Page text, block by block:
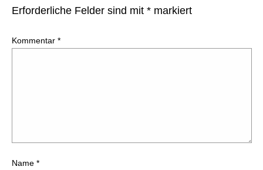
Erforderliche Felder sind mit *markiert
Kommentar *
Name *